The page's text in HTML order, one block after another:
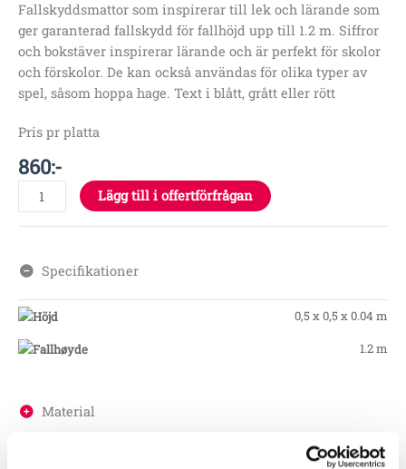
Fallskyddsmattor som inspirerar till lek och lärande som
ger garanterad fallskydd för fallhöjd upp till 1.2 m. Siffror
och bokstäver inspirerar lärande och är perfekt för skolor
och förskolor. De kan också användas för olika typer av
spel, såsom hoppa hage. Text i blått, grått eller rött
Pris pr platta
860:-
Lägg till i offertförfrågan
Specifikationer
0,5 x 0,5 x 0.04 m
1.2 m
Material